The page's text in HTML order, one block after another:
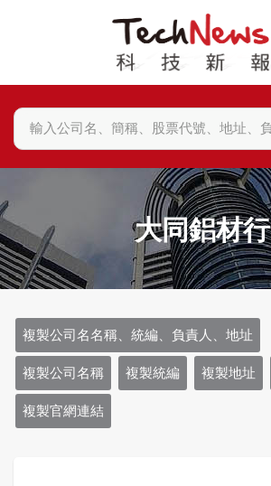
大同鋁材行
複製公司名名稱、統編、負責人、地址
複製公司名稱 複製統編 複製地址
複製官網連結